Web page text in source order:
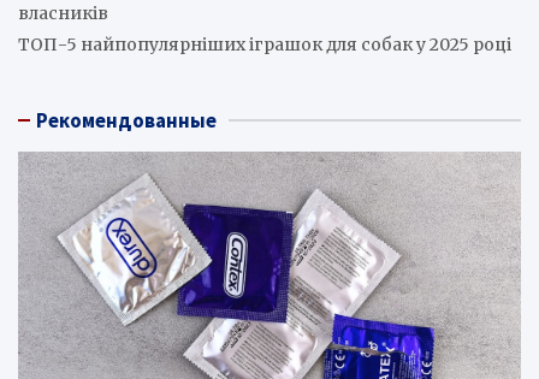
власників
ТОП-5 найпопулярніших іграшок для собак у 2025 році
Рекомендованные